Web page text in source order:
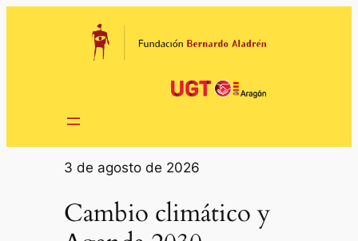
3 de agosto de 2026
Cambio climático y